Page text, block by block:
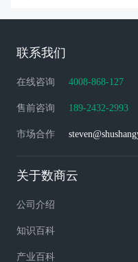
联系我们
在线咨询 4008-868-127
售前咨询 189-2432-2993
市场合作
关于数商云
公司介绍
知识百科
产业百科